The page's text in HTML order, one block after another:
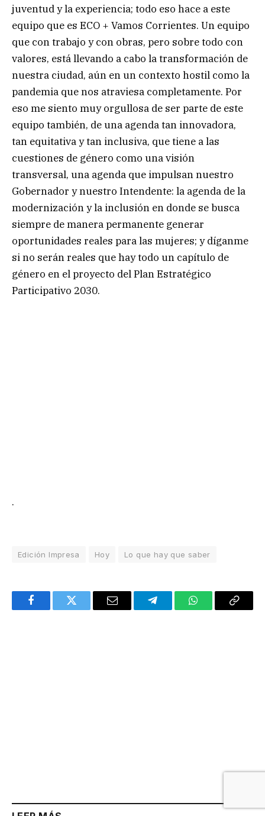
juventud y la experiencia; todo eso hace a este
equipo que es ECO + Vamos Corrientes. Un equipo
que con trabajo y con obras, pero sobre todo con
valores, está llevando a cabo la transformación de
nuestra ciudad, aún en un contexto hostil como la
pandemia que nos atraviesa completamente. Por
eso me siento muy orgullosa de ser parte de este
equipo también, de una agenda tan innovadora,
tan equitativa y tan inclusiva, que tiene a las
cuestiones de género como una visión
transversal, una agenda que impulsan nuestro
Gobernador y nuestro Intendente: la agenda de la
modernización y la inclusión en donde se busca
siempre de manera permanente generar
oportunidades reales para las mujeres; y díganme
si no serán reales que hay todo un capítulo de
género en el proyecto del Plan Estratégico
Participativo 2030.
.
Edición Impresa Hoy Lo que hay que saber
FacebookTwitter Email TelegramWhatsAppCopy